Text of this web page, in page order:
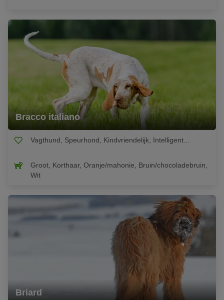
Bracco italiano
Vagthund, Speurhond, Kindvriendelijk, Intelligent...
Groot, Korthaar, Oranje/mahonie, Bruin/chocoladebruin,
Wit
Briard